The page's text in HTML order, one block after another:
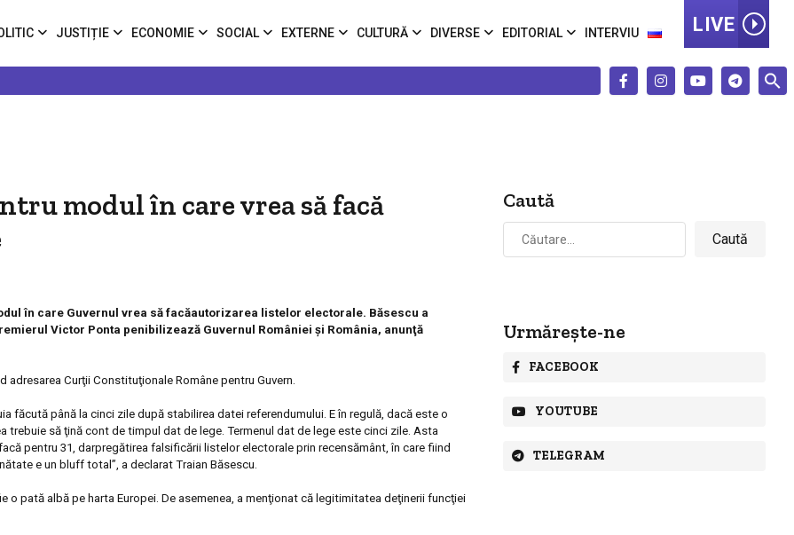
JUSTIȚIE ECONOMIE SOCIAL EXTERNE CULTURĂ DIVERSE EDITORIAL INTERVIU LIVE
modul în care vrea să facă
în care Guvernul vrea să facăautorizarea listelor electorale. Băsescu a
Victor Ponta penibilizează Guvernul României şi România, anunţă
Curţii Constituţionale Române pentru Guvern.
făcută până la cinci zile după stabilirea datei referendumului. E în regulă, dacă este o
să ţină cont de timpul dat de lege. Termenul dat de lege este cinci zile. Asta
pentru 31, darpregătirea falsificării listelor electorale prin recensământ, în care fiind
e un bluff total ”, a declarat Traian Băsescu.
o pată albă pe harta Europei. De asemenea, a menţionat că l egitimitatea deţinerii funcţiei
Caută
Caută
după:
Urmărește-ne
FACEBOOK
YOUTUBE
TELEGRAM